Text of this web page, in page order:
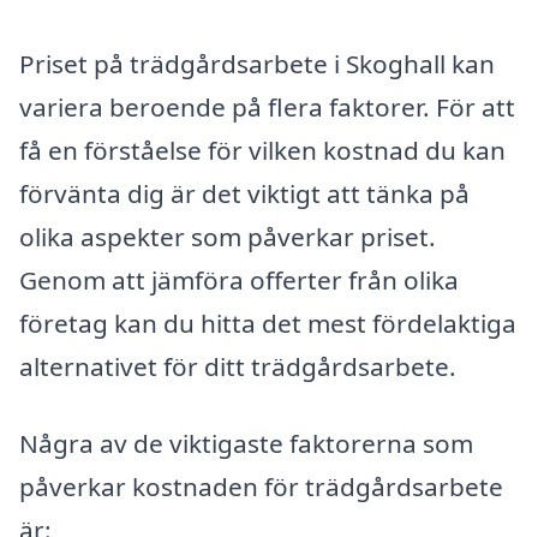
Priset på trädgårdsarbete i Skoghall kan
variera beroende på flera faktorer. För att
få en förståelse för vilken kostnad du kan
förvänta dig är det viktigt att tänka på
olika aspekter som påverkar priset.
Genom att jämföra offerter från olika
företag kan du hitta det mest fördelaktiga
alternativet för ditt trädgårdsarbete.
Några av de viktigaste faktorerna som
påverkar kostnaden för trädgårdsarbete
är: